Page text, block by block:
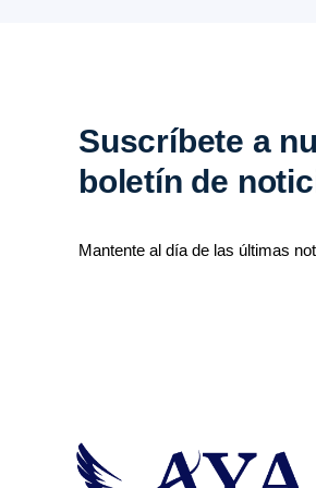
Suscríbete a
boletín de
Mantente al día de las últimas